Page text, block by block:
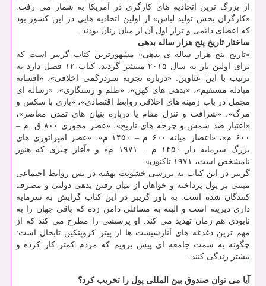
از بزرگ ترین اتحادیه های کارگری در آمریکا به شمار می رفت.
«کارگران بخش تولید لباس» از اولین اتحادیه هایی در این کشور بود
که اعضای دائمی و تراز اول آن از میان زنان بودند.
ساختار تاریخ پنج هزار ساله بدهی
«تاریخ پنج هزار ساله ی بدهی» مشهورترین کتاب گریبر است که
برای اولین بار به سال ۲۰۱۵ منتشر گردید. کتاب ۱۲ فصل دارد به
ترتیب با این عناوین: «درباره تجربه سردرگمی اخلاقی»، «افسانه
مبادله مستقیم»، «بدهی های کهن»، «ظلم و رستگاری»، «رساله ای
مجمل در باب زمینه های اخلاقی روابط اقتصادی»، «بازی با سکس و
مرگ»، «شرافت و تنزل مقام یا درباره بنیان های تمدن معاصر»،
«اعتبار ضد شمش و چرخه های تاریخ»، «عصر محوری ۸۰۰ ق. م –
۶۰۰ م»، «اعصار میانه ۶۰۰ م – ۱۴۵۰ م»، «عصر امپراتوری های
بزرگ سرمایه دار ۱۴۵۰ م – ۱۹۷۱ م» و «آغاز چیزی که هنوز
نامشخص است، ۱۹۷۱ تاکنون».
گریبر در این کتاب به بررسی خشونت نهفته در پس روابط اجتماعی
مبتنی بر پول پرداخته و خواهان از میان رفتن بدهی دولتی و مصرف
کنندگان شده است. به باور گریبر در این کتاب گرایش به سرمایه
داری دیرینه است و البته به مسائلی دامن زده که باقی جهان را به
نابودی هم زمان تهدید می کند. او پرسشی را مطرح می کند که از
مهم ترین دغدغه های آنارشیست ها از پیتر کروپتکین تابحال است:
چگونه به سمت جامعه ای پیش برویم که مردم کمتر کار کرده و
بیشتر زندگی کنند.
آیا می توان صندوق بین المللی پول را تخریب کرد؟